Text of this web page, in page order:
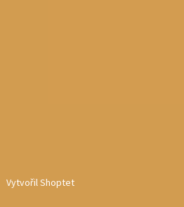
Vytvořil Shoptet